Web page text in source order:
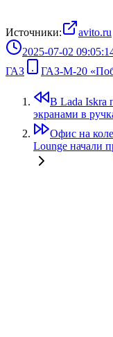
Источники:
avito.ru
2025-07-02
ГАЗ
ГАЗ-М-20
В Lada Iskra
экранами в
Офис на
Lounge начали